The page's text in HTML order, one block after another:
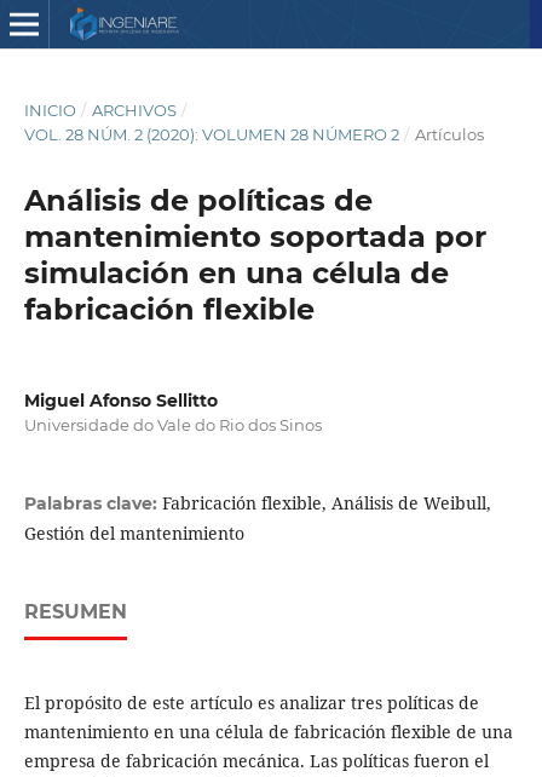
INICIO / ARCHIVOS /
VOL. 28 NÚM. 2 (2020): VOLUMEN 28 NÚMERO 2 / Artículos
Análisis de políticas de
mantenimiento soportada por
simulación en una célula de
fabricación flexible
Miguel Afonso Sellitto
Universidade do Vale do Rio dos Sinos
Palabras clave: Fabricación flexible, Análisis de Weibull,
Gestión del mantenimiento
RESUMEN
El propósito de este artículo es analizar tres políticas de
mantenimiento en una célula de fabricación flexible de una
empresa de fabricación mecánica. Las políticas fueron el